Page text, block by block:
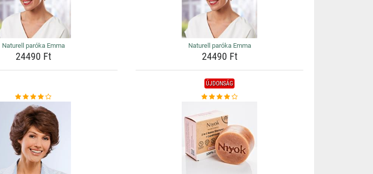
Naturell paróka Emma
24490 Ft
Naturell paróka Emma
24490 Ft
ÚJDONSÁG